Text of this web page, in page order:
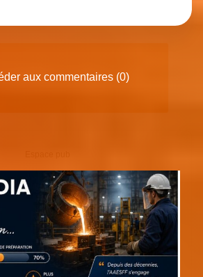
aux commentaires (0)